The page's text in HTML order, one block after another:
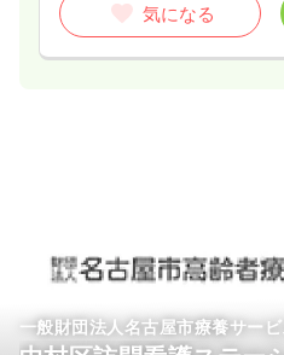
気になる
一般財団法人名古屋市療養サー